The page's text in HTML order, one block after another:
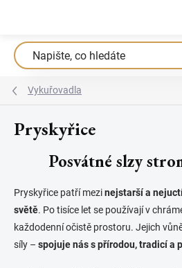
Vykuřovadla
Pryskyřice
Posvátné slzy
Pryskyřice patří mezinejstarší a
světě. Po tisíce let se používají v
každodenní očistě prostoru. Jejich
síly – spojuje nás s přírodou, tradicí a